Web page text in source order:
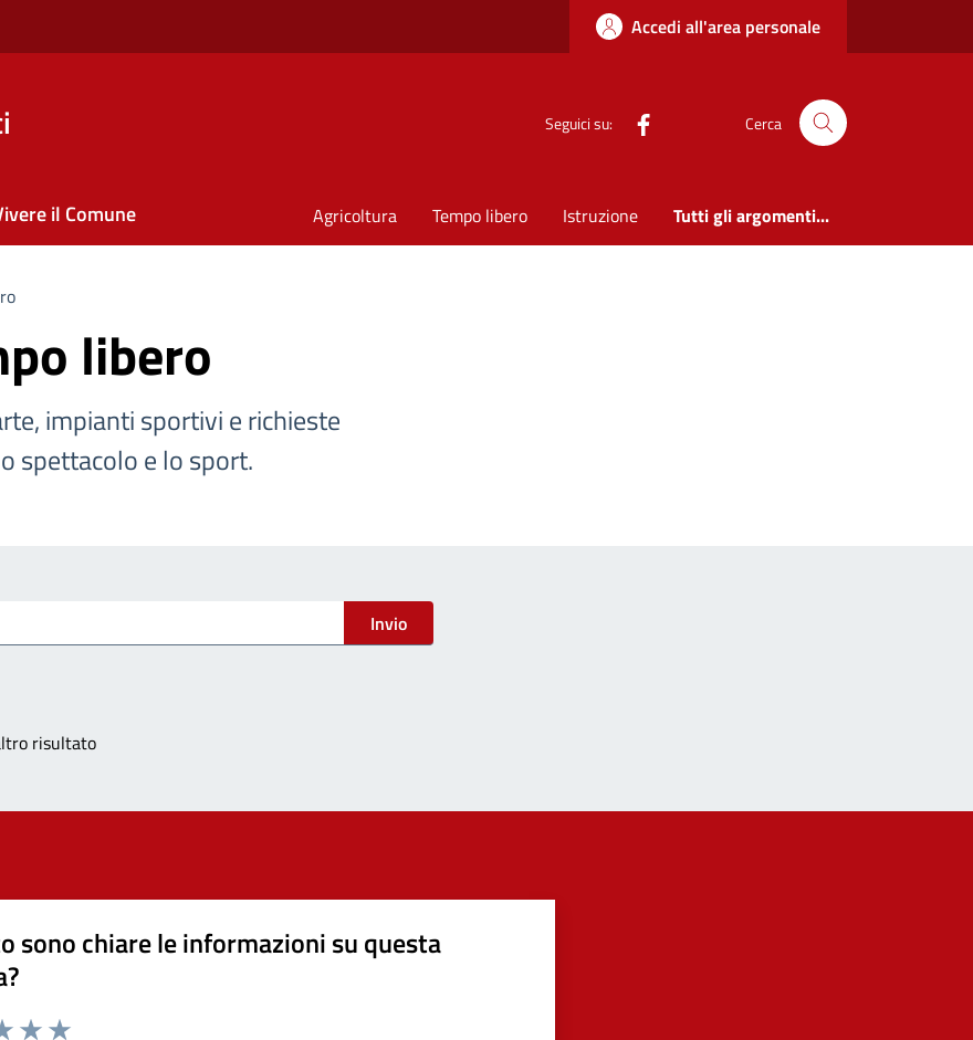
Accedi all'area personale
Seguici su: Cerca
il Comune Agricoltura Tempo libero Istruzione Tutti gli argomenti...
libero
impianti sportivi e richieste
spettacolo e lo sport.
Invio
risultato
sono chiare le informazioni su questa